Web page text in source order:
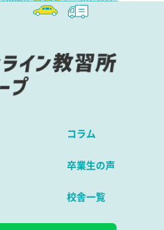
コラム
卒業生の声
校舎一覧